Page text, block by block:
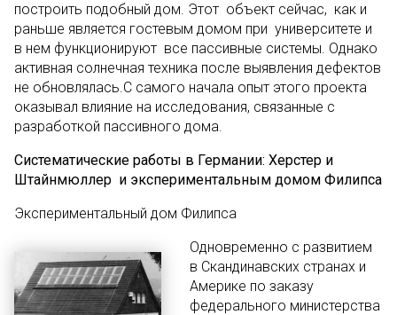
построить подобный дом. Этот объект сейчас, как и
раньше является гостевым домом при университете и
в нем функционируют все пассивные системы. Однако
активная солнечная техника после выявления дефектов
не обновлялась.С самого начала опыт этого проекта
оказывал влияние на исследования, связанные с
разработкой пассивного дома.
Систематические работы в Германии: Херстер и
Штайнмюллер и экспериментальным домом Филипса
Экспериментальный дом Филипса
Одновременно с развитием
в Скандинавских странах и
Америке по заказу
федерального министерства